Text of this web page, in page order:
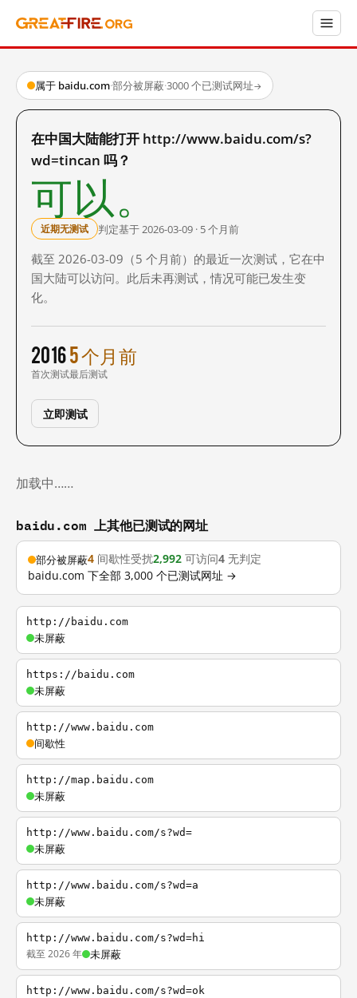
属于 baidu.com·部分被屏蔽·3000 个已测试网址→
在中国大陆能打开 http://www.baidu.com/s?
wd=tincan 吗？
可以。
近期无测试 判定基于 2026-03-09 · 5 个月前
截至 2026-03-09（5 个月前）的最近一次测试，它在中
国大陆可以访问。此后未再测试，情况可能已发生变
化。
2016
首次测试
5 个月前
最后测试
立即测试
加载中……
baidu.com 上其他已测试的网址
部分被屏蔽4 间歇性受扰2,992 可访问4 无判定
baidu.com 下全部 3,000 个已测试网址 →
http://baidu.com
未屏蔽
https://baidu.com
未屏蔽
http://www.baidu.com
间歇性
http://map.baidu.com
未屏蔽
http://www.baidu.com/s?wd=
未屏蔽
http://www.baidu.com/s?wd=a
未屏蔽
http://www.baidu.com/s?wd=hi
截至 2026 年 未屏蔽
http://www.baidu.com/s?wd=ok